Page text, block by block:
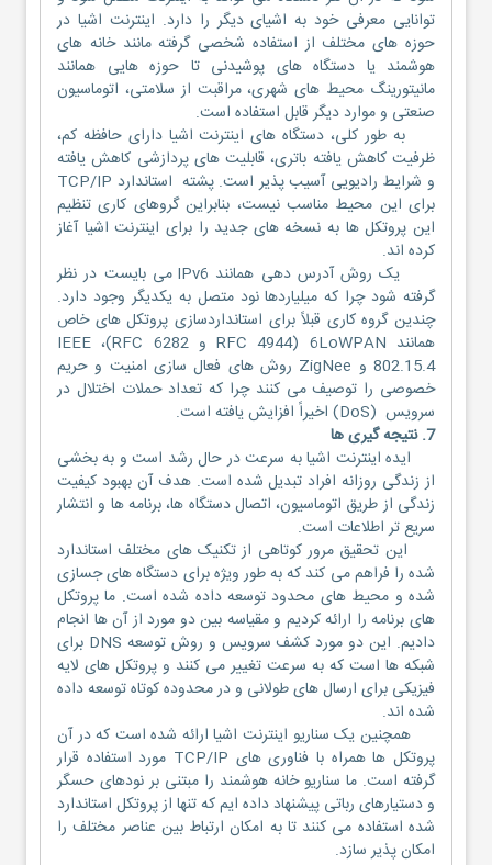
توانایی معرفی خود به اشیای دیگر را دارد. اینترنت اشیا در
حوزه های مختلف از استفاده شخصی گرفته مانند خانه های
هوشمند یا دستگاه های پوشیدنی تا حوزه هایی همانند
مانیتورینگ محیط های شهری، مراقبت از سلامتی، اتوماسیون
صنعتی و موارد دیگر قابل استفاده است.
به طور کلی، دستگاه های اینترنت اشیا دارای حافظه کم،
ظرفیت کاهش یافته باتری، قابلیت های پردازشی کاهش یافته
و شرایط رادیویی آسیب پذیر است. پشته استاندارد TCP/IP
برای این محیط مناسب نیست، بنابراین گروهای کاری تنظیم
این پروتکل ها به نسخه های جدید را برای اینترنت اشیا آغاز
کرده اند.
یک روش آدرس دهی همانند IPv6 می بایست در نظر
گرفته شود چرا که میلیاردها نود متصل به یکدیگر وجود دارد.
چندین گروه کاری قبلاً برای استانداردسازی پروتکل های خاص
همانند 6LoWPAN (RFC 4944 و RFC 6282)، IEEE
802.15.4 و ZigNee روش های فعال سازی امنیت و حریم
خصوصی را توصیف می کنند چرا که تعداد حملات اختلال در
سرویس (DoS) اخیراً افزایش یافته است.
7. نتیجه گیری ها
ایده اینترنت اشیا به سرعت در حال رشد است و به بخشی
از زندگی روزانه افراد تبدیل شده است. هدف آن بهبود کیفیت
زندگی از طریق اتوماسیون، اتصال دستگاه ها، برنامه ها و انتشار
سریع تر اطلاعات است.
این تحقیق مرور کوتاهی از تکنیک های مختلف استاندارد
شده را فراهم می کند که به طور ویژه برای دستگاه های جسازی
شده و محیط های محدود توسعه داده شده است. ما پروتکل
های برنامه را ارائه کردیم و مقیاسه بین دو مورد از آن ها انجام
دادیم. این دو مورد کشف سرویس و روش توسعه DNS برای
شبکه ها است که به سرعت تغییر می کنند و پروتکل های لایه
فیزیکی برای ارسال های طولانی و در محدوده کوتاه توسعه داده
شده اند.
همچنین یک سناریو اینترنت اشیا ارائه شده است که در آن
پروتکل ها همراه با فناوری های TCP/IP مورد استفاده قرار
گرفته است. ما سناریو خانه هوشمند را مبتنی بر نودهای حسگر
و دستیارهای رباتی پیشنهاد داده ایم که تنها از پروتکل استاندارد
شده استفاده می کنند تا به امکان ارتباط بین عناصر مختلف را
امکان پذیر سازد.